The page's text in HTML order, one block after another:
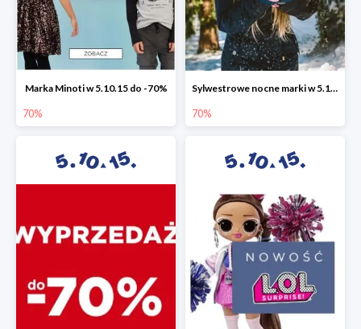
Marka Minoti w 5.10.15 do -70%
70%
Sylwestrowe nocne marki w 5.10.15 do -70%
70%